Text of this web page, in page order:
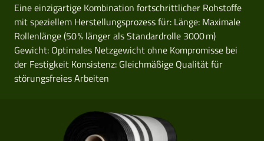
Eine einzigartige Kombination fortschrittlicher Rohstoffe
mit speziellem Herstellungsprozess für: Länge: Maximale
Rollenlänge (50 % länger als Standardrolle 3000 m)
Gewicht: Optimales Netzgewicht ohne Kompromisse bei
der Festigkeit Konsistenz: Gleichmäßige Qualität für
störungsfreies Arbeiten